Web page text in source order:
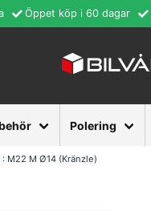
Öppet köp i 60 dagar
Polering
M22 M Ø14 (Kränzle)